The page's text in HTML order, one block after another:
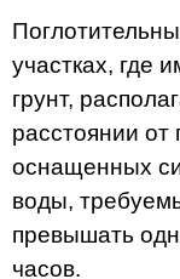
участках, где
грунт,
расстоянии
оснащенных
воды,
превышать
часов.